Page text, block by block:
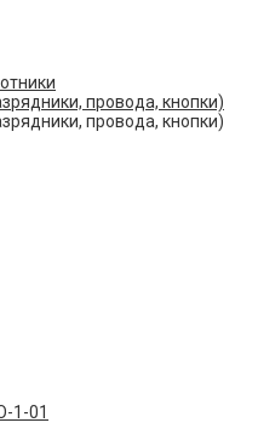
провода, кнопки)
провода, кнопки)
1-01